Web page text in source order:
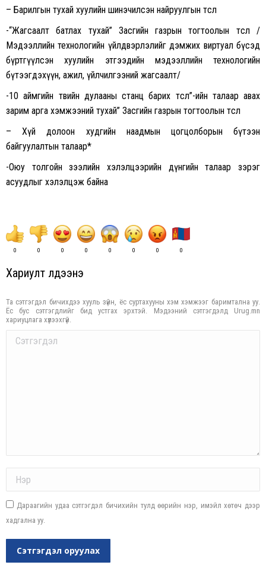
– Барилгын тухай хуулийн шинэчилсэн найруулгын төсөл
-“Жагсаалт батлах тухай” Засгийн газрын тогтоолын төсөл /
Мэдээллийн технологийн үйлдвэрлэлийг дэмжих виртуал бүсэд
бүртгүүлсэн хуулийн этгээдийн мэдээллийн технологийн
бүтээгдэхүүн, ажил, үйлчилгээний жагсаалт/
-10 аймгийн төвийн дулааны станц барих төсөл”-ийн талаар авах
зарим арга хэмжээний тухай” Засгийн газрын тогтоолын төсөл
– Хүй долоон худгийн наадмын цогцолборын бүтээн
байгуулалтын талаар*
-Оюу толгойн зээлийн хэлэлцээрийн дүнгийн талаар зэрэг
асуудлыг хэлэлцэж байна
0 0 0 0 0 0 0 0
Хариулт үлдээнэ үү
Та сэтгэгдэл бичихдээ хууль зүйн, ёс суртахууны хэм хэмжээг баримтална уу.
Ёс бус сэтгэгдлийг бид устгах эрхтэй. Мэдээний сэтгэгдэлд Urug.mn
хариуцлага хүлээхгүй.
Comment
Дараагийн удаа сэтгэгдэл бичихийн тулд өөрийн нэр, имэйл хөтөч дээр
хадгална уу.
Сэтгэгдэл оруулах